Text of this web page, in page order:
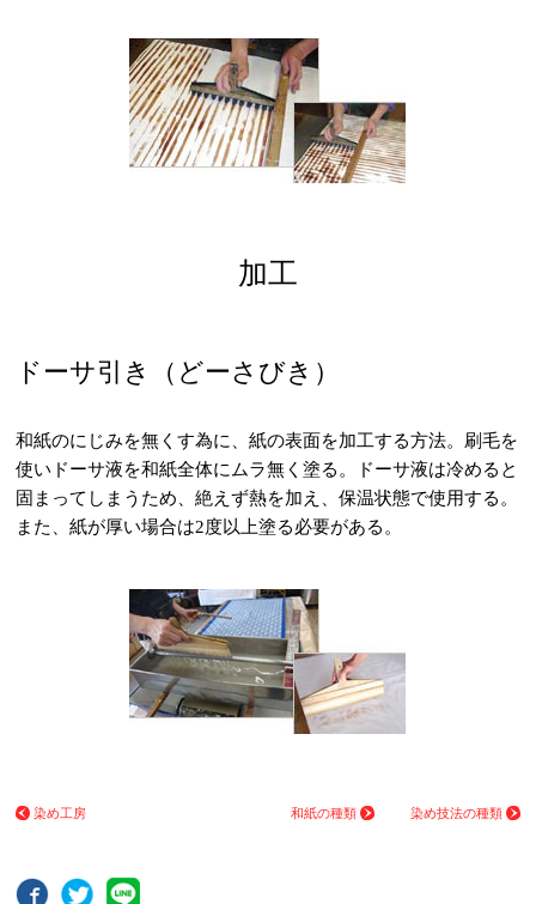
加工
ドーサ引き（どーさびき）
和紙のにじみを無くす為に、紙の表面を加工する方法。刷毛を
使いドーサ液を和紙全体にムラ無く塗る。ドーサ液は冷めると
固まってしまうため、絶えず熱を加え、保温状態で使用する。
また、紙が厚い場合は2度以上塗る必要がある。
染め工房 和紙の種類 染め技法の種類